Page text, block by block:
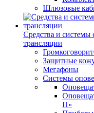
Шлюзовые
Средства и
трансляции
Защитные
Мегафоны
Системы
П»